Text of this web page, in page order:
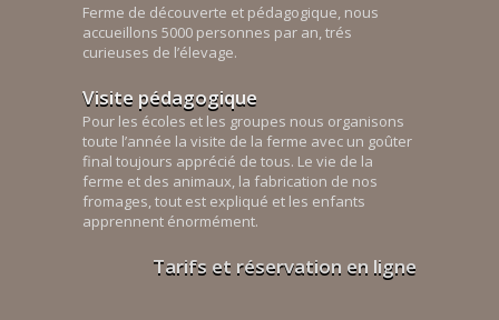
Ferme de découverte et pédagogique, nous
accueillons 5000 personnes par an, trés
curieuses de l’élevage.
Visite pédagogique
Pour les écoles et les groupes nous organisons
toute l’année la visite de la ferme avec un goûter
final toujours apprécié de tous. Le vie de la
ferme et des animaux, la fabrication de nos
fromages, tout est expliqué et les enfants
apprennent énormément.
Tarifs et réservation en ligne